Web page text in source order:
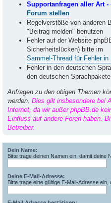
Supportanfragen aller Art
Forum stellen
Regelverstöße von anderen
"Beitrag melden" benutzen
Fehler auf der Website
Sicherheitslücken) bitte im
Sammel-Thread für Fehler in
Fehler in den deutschen
den deutschen
Anfragen zu den obigen Themen
werden. Dies gilt insbesondere bei
Internet, da wir außer phpBB.de
Einfluss auf andere Foren haben.
Betreiber.
Dein Name:
Bitte trage deinen Namen ein, damit deine
Deine E-Mail-Adresse:
Bitte trage eine gültige E-Mail-Adresse